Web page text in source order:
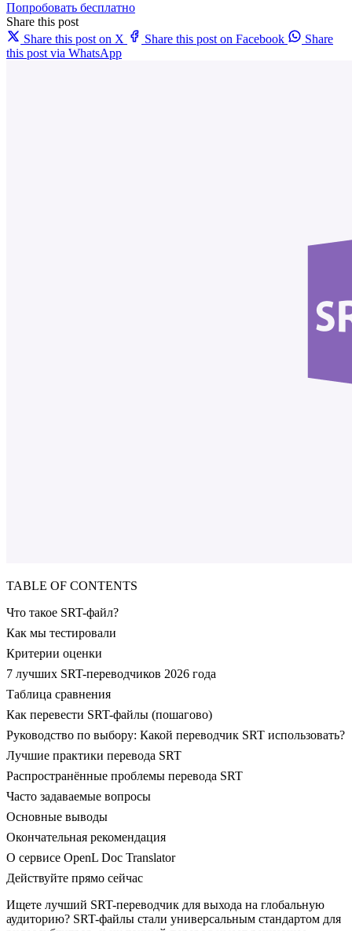
Попробовать бесплатно
Share this post
Share this post on X
Share this post on Facebook
Share
this post via WhatsApp
TABLE OF CONTENTS
Что такое SRT-файл?
Как мы тестировали
Критерии оценки
7 лучших SRT-переводчиков 2026 года
Таблица сравнения
Как перевести SRT-файлы (пошагово)
Руководство по выбору: Какой переводчик SRT использовать?
Лучшие практики перевода SRT
Распространённые проблемы перевода SRT
Часто задаваемые вопросы
Основные выводы
Окончательная рекомендация
О сервисе OpenL Doc Translator
Действуйте прямо сейчас
Ищете лучший SRT-переводчик для выхода на глобальную
аудиторию? SRT-файлы стали универсальным стандартом для